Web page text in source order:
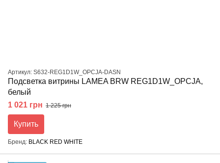
Артикул: S632-REG1D1W_OPCJA-DASN
Подсветка витрины LAMEA BRW REG1D1W_OPCJA,
белый
1 021 грн 1 225 грн
Купить
Бренд BLACK RED WHITE